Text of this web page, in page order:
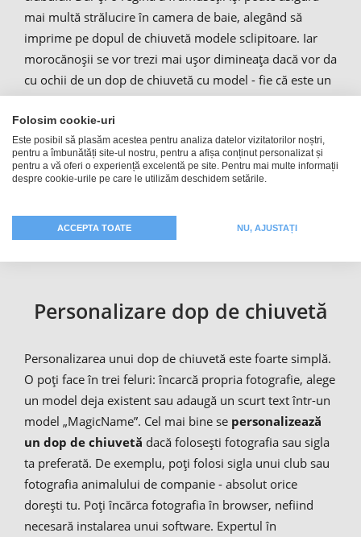
mai multă strălucire în camera de baie, alegând să
imprime pe dopul de chiuvetă modele sclipitoare. Iar
morocănoșii se vor trezi mai ușor dimineața dacă vor da
cu ochii de un dop de chiuvetă cu model - fie că este un
smiley zâmbitor care asigură buna-dispoziție, fie o
fotografie cu cafea care te îndeamnă la consumul de
cafeină. Chiar și o baie comună mai multor chiriași
poate profita de un dop de chiuvetă personalizat cu
fotografie: un „avertisment” poate împiedica producerea
servește dopul de chiuvetă personalizat cu propria
Personalizare dop de chiuvetă
Personalizarea unui dop de chiuvetă este foarte simplă.
O poți face în trei feluri: încarcă propria fotografie, alege
un model deja existent sau adaugă un scurt text într-un
model „MagicName”. Cel mai bine se personalizează
un dop de chiuvetă dacă folosești fotografia sau sigla
ta preferată. De exemplu, poți folosi sigla unui club sau
fotografia animalului de companie - absolut orice
dorești tu. Poți încărca fotografia în browser, nefiind
necesară instalarea unui software. Expertul în
Folosim cookie-uri
Este posibil să plasăm acestea pentru analiza datelor vizitatorilor noștri,
pentru a îmbunătăți site-ul nostru, pentru a afișa conținut personalizat și
pentru a vă oferi o experiență excelentă pe site. Pentru mai multe informații
despre cookie-urile pe care le utilizăm deschidem setările.
ACCEPTA TOATE NU, AJUSTAȚI